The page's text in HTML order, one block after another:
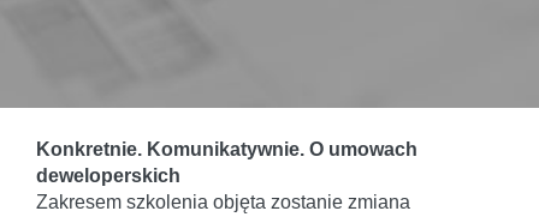
Konkretnie. Komunikatywnie. O umowach
deweloperskich
Zakresem szkolenia objęta zostanie zmiana